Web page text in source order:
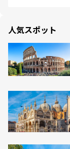
人気スポット